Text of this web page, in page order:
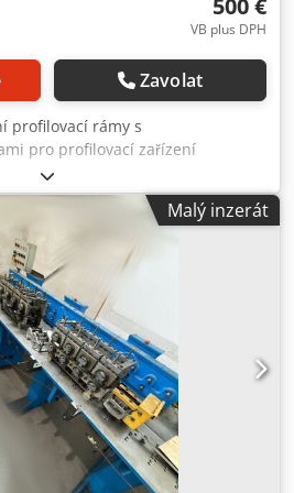
VB plus DPH
Zavolat
profilovací rámy s
pro profilovací zařízení
Szgijx Aczokr Vlastnosti
nástroje rámu: 275 mm Průměr
Připojení pracovní hřídele: 30 mm
Rozsah nastavení horní a dolní
množství: 44 kusů, pevná
spodní hřídel Vždy
nebo 4 prvcích. Uvedená cena
rám a výměnnou desku.
Malý inzerát